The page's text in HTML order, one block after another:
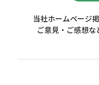
当社ホームページ
ご意見・ご感想な